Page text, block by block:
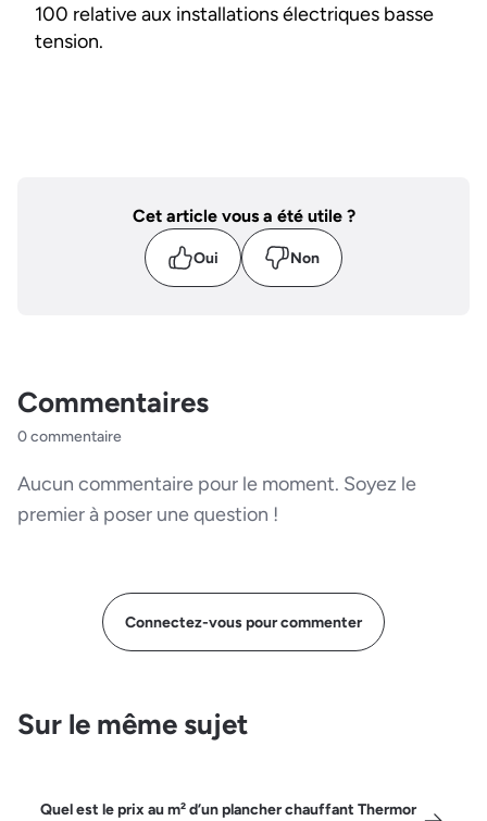
100 relative aux installations électriques basse
tension.
Cet article vous a été utile ?
Oui Non
Commentaires
0 commentaire
Aucun commentaire pour le moment. Soyez le
premier à poser une question !
Connectez-vous pour commenter
Sur le même sujet
Quel est le prix au m² d’un plancher chauffant Thermor